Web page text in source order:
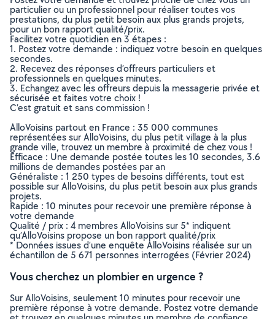
particulier ou un professionnel pour réaliser toutes vos
prestations, du plus petit besoin aux plus grands projets,
pour un bon rapport qualité/prix.
Facilitez votre quotidien en 3 étapes :
1. Postez votre demande : indiquez votre besoin en quelques
secondes.
2. Recevez des réponses d’offreurs particuliers et
professionnels en quelques minutes.
3. Echangez avec les offreurs depuis la messagerie privée et
sécurisée et faites votre choix !
C’est gratuit et sans commission !
AlloVoisins partout en France : 35 000 communes
représentées sur AlloVoisins, du plus petit village à la plus
grande ville, trouvez un membre à proximité de chez vous !
Efficace : Une demande postée toutes les 10 secondes, 3.6
millions de demandes postées par an
Généraliste : 1 250 types de besoins différents, tout est
possible sur AlloVoisins, du plus petit besoin aux plus grands
projets.
Rapide : 10 minutes pour recevoir une première réponse à
votre demande
Qualité / prix : 4 membres AlloVoisins sur 5* indiquent
qu’AlloVoisins propose un bon rapport qualité/prix
* Données issues d’une enquête AlloVoisins réalisée sur un
échantillon de 5 671 personnes interrogées (Février 2024)
Vous cherchez un plombier en urgence ?
Sur AlloVoisins, seulement 10 minutes pour recevoir une
première réponse à votre demande. Postez votre demande